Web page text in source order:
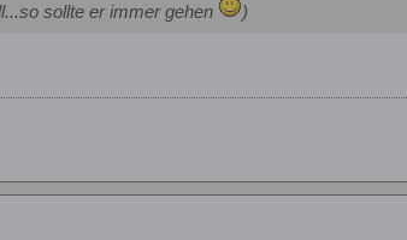
sollte er immer gehen )